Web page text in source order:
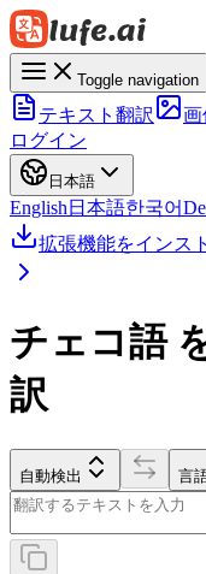
Toggle navigation
テキスト翻訳 画
ログイン
日本語
English 日本語한국어
拡張機能をインス
チェコ語
訳
自動検出 言